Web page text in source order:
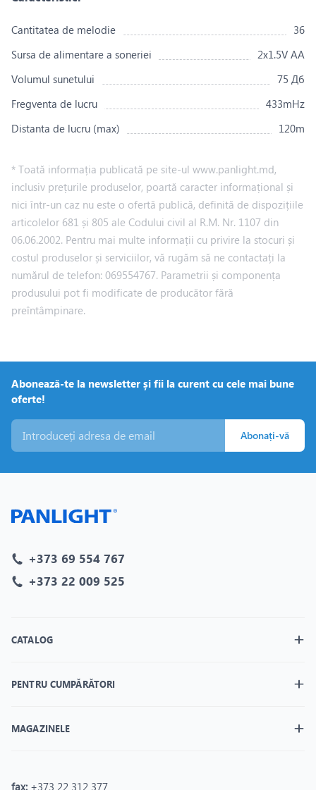
Сantitatea de melodie
36
Sursa de alimentare a soneriei
2x1.5V AA
Volumul sunetului
75 Дб
Fregventa de lucru
433mHz
Distanta de lucru (max)
120m
* Toată informația publicată pe site-ul www.panlight.md,
inclusiv prețurile produselor, poartă caracter informațional și
nici într-un caz nu este o ofertă publică, definită de dispozițiile
articolelor 681 și 805 ale Codului civil al R.M. Nr. 1107 din
06.06.2002. Pentru mai multe informații cu privire la stocuri și
costul produselor și serviciilor, vă rugăm să ne contactați la
numărul de telefon: 069554767. Parametrii și componența
produsului pot fi modificate de producător fără
preîntâmpinare.
Abonează-te la newsletter și fii la curent cu cele mai bune
oferte!
Abonați-vă
+373 69 554 767
+373 22 009 525
CATALOG
PENTRU CUMPĂRĂTORI
MAGAZINELE
fax: +373 22 312 377